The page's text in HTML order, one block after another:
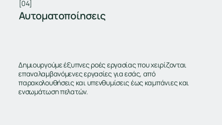
[04]
Αυτοματοποίησεις
Δημιουργούμε έξυπνες ροές εργασίας που χειρίζονται
επαναλαμβανόμενες εργασίες για εσάς, από
παρακολουθήσεις και υπενθυμίσεις έως καμπάνιες και
ενσωμάτωση πελατών.